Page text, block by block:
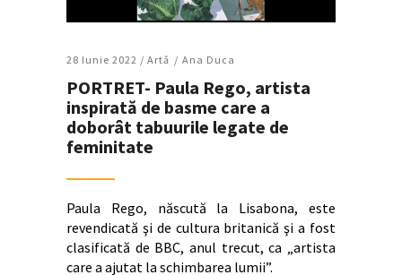
28 Iunie 2022 / Artǎ Ana Duca
PORTRET- Paula Rego, artista
inspirată de basme care a
doborât tabuurile legate de
feminitate
Paula Rego, născută la Lisabona, este
revendicată şi de cultura britanică şi a fost
clasificată de BBC, anul trecut, ca „artista
care a ajutat la schimbarea lumii”.